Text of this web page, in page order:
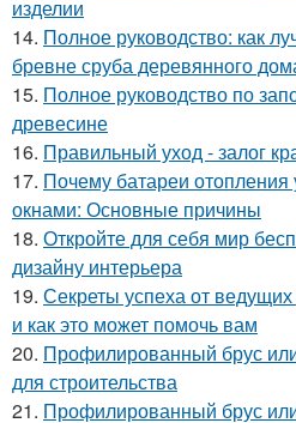
изделии
14. Полное руководство: как
бревне сруба деревянного
15. Полное руководство по
древесине
16. Правильный уход - залог
17. Почему батареи
окнами: Основные причины
18. Откройте для себя мир
дизайну интерьера
19. Секреты успеха от
и как это может помочь вам
20. Профилированный брус
для строительства
21. Профилированный брус